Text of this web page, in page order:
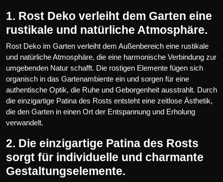
1. Rost Deko verleiht dem Garten eine
rustikale und natürliche Atmosphäre.
Rost Deko im Garten verleiht dem Außenbereich eine rustikale
und natürliche Atmosphäre, die eine harmonische Verbindung zur
umgebenden Natur schafft. Die rostigen Elemente fügen sich
organisch in das Gartenambiente ein und sorgen für eine
authentische Optik, die Ruhe und Geborgenheit ausstrahlt. Durch
die einzigartige Patina des Rosts entsteht eine zeitlose Ästhetik,
die den Garten in einen Ort der Entspannung und Erholung
verwandelt.
2. Die einzigartige Patina des Rosts
sorgt für individuelle und charmante
Gestaltungselemente.